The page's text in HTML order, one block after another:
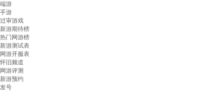
端游
手游
过审游戏
新游期待榜
热门网游榜
新游测试表
网游开服表
怀旧频道
网游评测
新游预约
发号